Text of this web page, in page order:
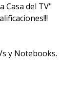
Casa del TV"
y Notebooks.